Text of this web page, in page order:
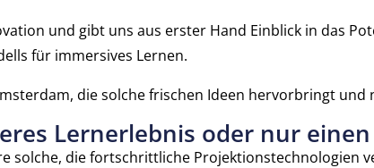
und gibt uns aus erster Hand Einblick in das
für immersives Lernen.
die solche frischen Ideen hervorbringt und
Lernerlebnis oder nur einen
solche, die fortschrittliche Projektionstechnologien